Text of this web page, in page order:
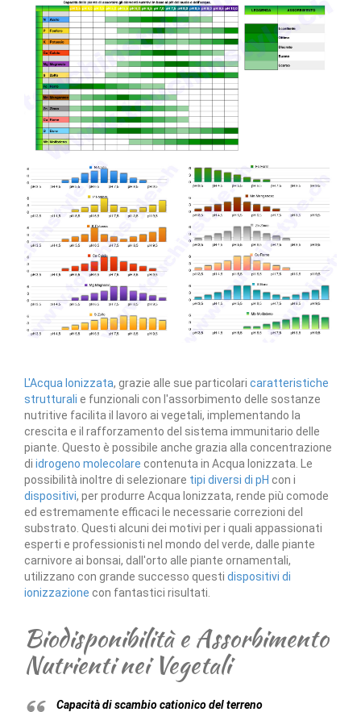
L'Acqua Ionizzata, grazie alle sue particolari caratteristiche
strutturali e funzionali con l'assorbimento delle sostanze
nutritive facilita il lavoro ai vegetali, implementando la
crescita e il rafforzamento del sistema immunitario delle
piante. Questo è possibile anche grazia alla concentrazione
di idrogeno molecolare contenuta in Acqua Ionizzata. Le
possibilità inoltre di selezionare tipi diversi di pH con i
dispositivi, per produrre Acqua Ionizzata, rende più comode
ed estremamente efficaci le necessarie correzioni del
substrato. Questi alcuni dei motivi per i quali appassionati
esperti e professionisti nel mondo del verde, dalle piante
carnivore ai bonsai, dall'orto alle piante ornamentali,
utilizzano con grande successo questi dispositivi di
ionizzazione con fantastici risultati.
Biodisponibilità e Assorbimento
Nutrienti nei Vegetali
Capacità di scambio cationico del terreno